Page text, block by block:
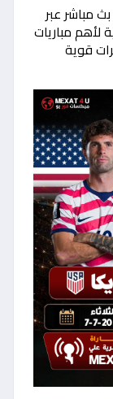
مباشر عبر
لأهم مباريات
قوية